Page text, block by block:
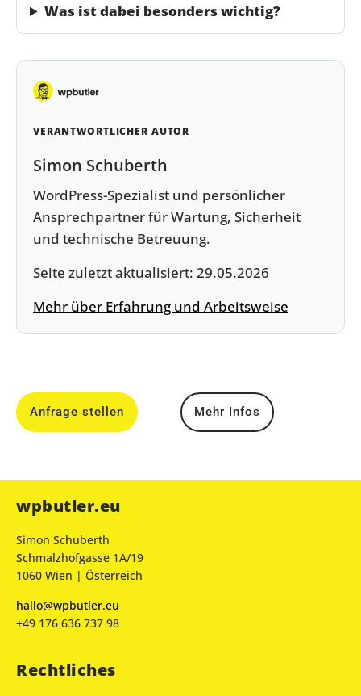
Was ist dabei besonders wichtig?
VERANTWORTLICHER AUTOR
Simon Schuberth
WordPress-Spezialist und persönlicher
Ansprechpartner für Wartung, Sicherheit
und technische Betreuung.
Seite zuletzt aktualisiert: 29.05.2026
Mehr über Erfahrung und Arbeitsweise
Anfrage stellen Mehr Infos
wpbutler.eu
Simon Schuberth
Schmalzhofgasse 1A/19
1060 Wien | Österreich
hallo@wpbutler.eu
+49 176 636 737 98
Rechtliches